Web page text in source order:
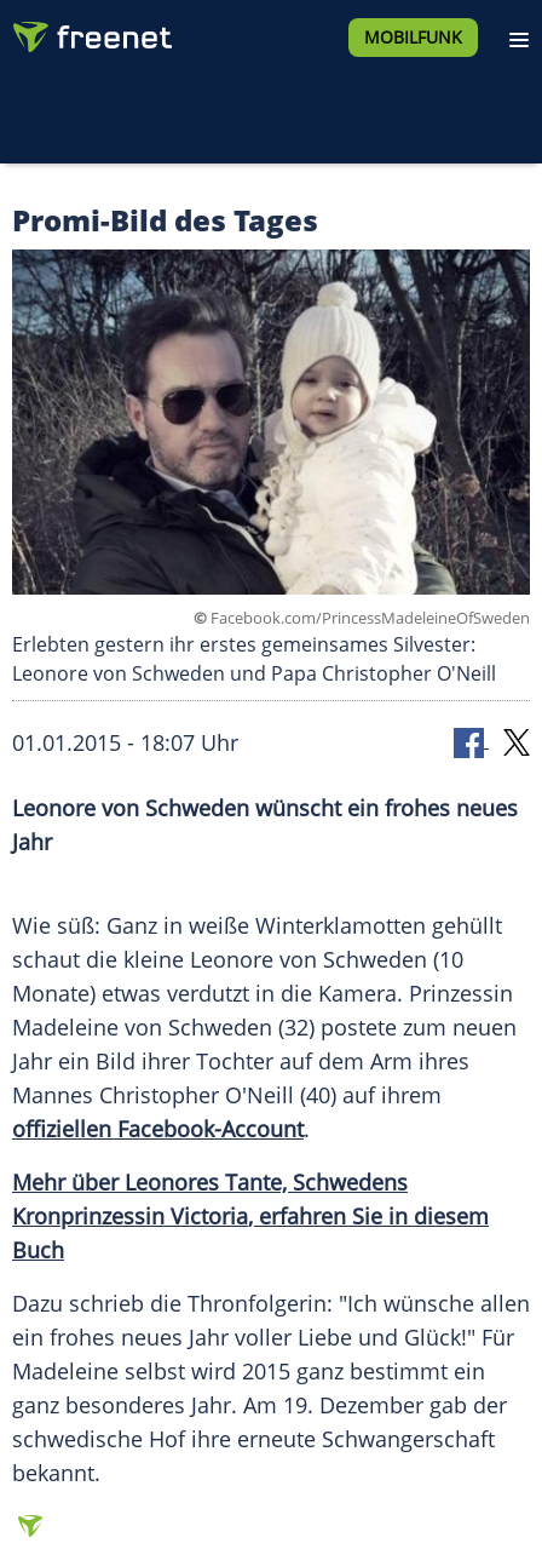
MOBILFUNK
Promi-Bild des Tages
© Facebook.com/PrincessMadeleineOfSweden
Erlebten gestern ihr erstes gemeinsames Silvester:
Leonore von Schweden und Papa Christopher O'Neill
01.01.2015 - 18:07 Uhr
Leonore von Schweden wünscht ein frohes neues
Jahr
Wie süß: Ganz in weiße Winterklamotten gehüllt
schaut die kleine Leonore von Schweden (10
Monate) etwas verdutzt in die Kamera. Prinzessin
Madeleine von Schweden (32) postete zum neuen
Jahr ein Bild ihrer Tochter auf dem Arm ihres
Mannes Christopher O'Neill (40) auf ihrem
offiziellen Facebook-Account.
Mehr über Leonores Tante, Schwedens
Kronprinzessin Victoria, erfahren Sie in diesem
Buch
Dazu schrieb die Thronfolgerin: "Ich wünsche allen
ein frohes neues Jahr voller Liebe und Glück!" Für
Madeleine selbst wird 2015 ganz bestimmt ein
ganz besonderes Jahr. Am 19. Dezember gab der
schwedische Hofihre erneute Schwangerschaft
bekannt.